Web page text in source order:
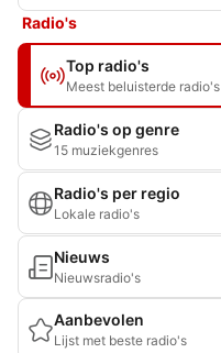
Radio's
Top radio's
Meest beluisterde radio's
Radio's op genre
15 muziekgenres
Radio's per regio
Lokale radio's
Nieuws
Nieuwsradio's
Aanbevolen
Lijst met beste radio's